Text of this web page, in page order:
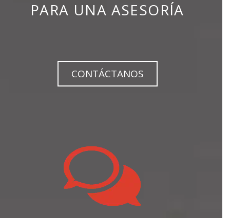
PARA UNA ASESORÍA
CONTÁCTANOS